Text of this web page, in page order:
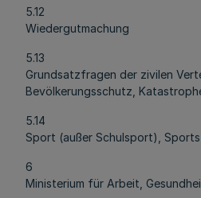
5.12
Wiedergutmachung
5.13
Grundsatzfragen der zivilen
Bevölkerungsschutz,
5.14
Sport (außer Schulsport),
6
Ministerium für Arbeit,